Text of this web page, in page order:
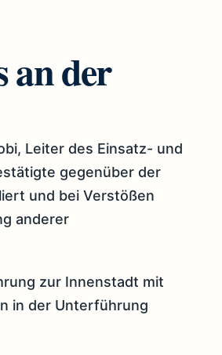
an der
Leiter des Einsatz- und
gegenüber der
und bei Verstößen
anderer
zur Innenstadt mit
in der Unterführung